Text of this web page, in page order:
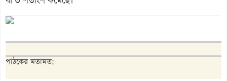
পাঠকের মতামত: